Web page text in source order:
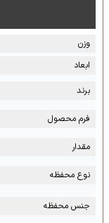
وزن
ابعاد
برند
فرم محصول
مقدار
نوع محفظه
جنس محفظه